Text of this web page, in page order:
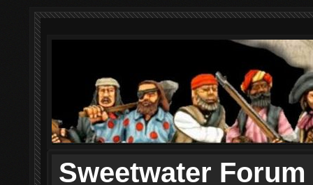
Sweetwater Forum